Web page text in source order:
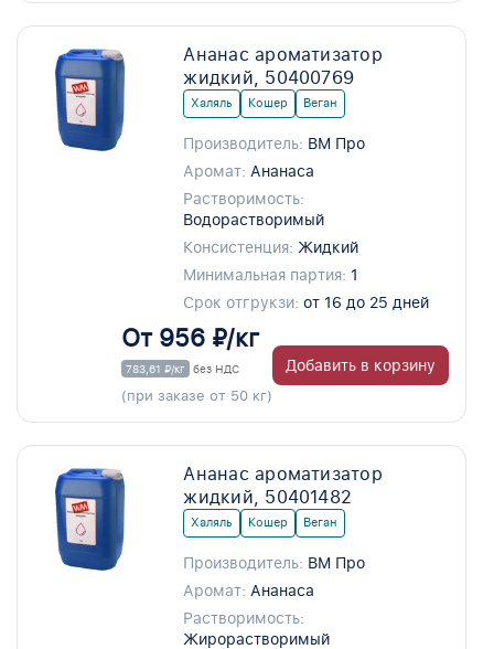
Ананас ароматизатор
жидкий, 50400769
Халяль Кошер Веган
Производитель: ВМ Про
Аромат: Ананаса
Растворимость:
Водорастворимый
Консистенция: Жидкий
Минимальная партия: 1
Срок отгрукзи: от 16 до 25 дней
От 956 ₽/кг
783,61 ₽/кг без НДС
(при заказе от 50 кг)
Добавить в корзину
Ананас ароматизатор
жидкий, 50401482
Халяль Кошер Веган
Производитель: ВМ Про
Аромат: Ананаса
Растворимость:
Жирорастворимый